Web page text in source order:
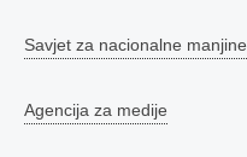
Savjet za nacionalne manjine
Agencija za medije